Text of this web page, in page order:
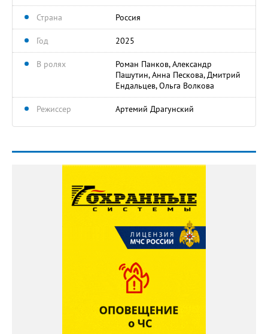
Страна Россия
Год 2025
В ролях
Роман Панков, Александр
Пашутин, Анна Пескова, Дмитрий
Ендальцев, Ольга Волкова
Режиссер Артемий Драгунский